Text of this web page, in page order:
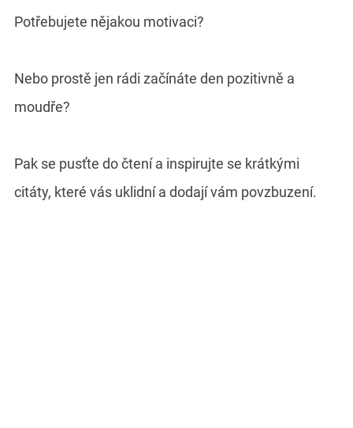
Potřebujete nějakou motivaci?
Nebo prostě jen rádi začínáte den pozitivně a
moudře?
Pak se pusťte do čtení a inspirujte se krátkými
citáty, které vás uklidní a dodají vám povzbuzení.